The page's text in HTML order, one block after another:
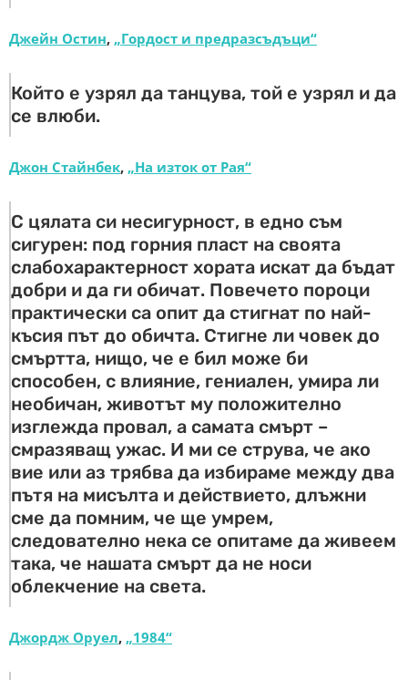
Джейн Остин, „Гордост и предразсъдъци“
Който е узрял да танцува, той е узрял и да
се влюби.
Джон Стайнбек, „На изток от Рая“
С цялата си несигурност, в едно съм
сигурен: под горния пласт на своята
слабохарактерност хората искат да бъдат
добри и да ги обичат. Повечето пороци
практически са опит да стигнат по най-
късия път до обичта. Стигне ли човек до
смъртта, нищо, че е бил може би
способен, с влияние, гениален, умира ли
необичан, животът му положително
изглежда провал, а самата смърт –
смразяващ ужас. И ми се струва, че ако
вие или аз трябва да избираме между два
пътя на мисълта и действието, длъжни
сме да помним, че ще умрем,
следователно нека се опитаме да живеем
така, че нашата смърт да не носи
облекчение на света.
Джордж Оруел, „1984“